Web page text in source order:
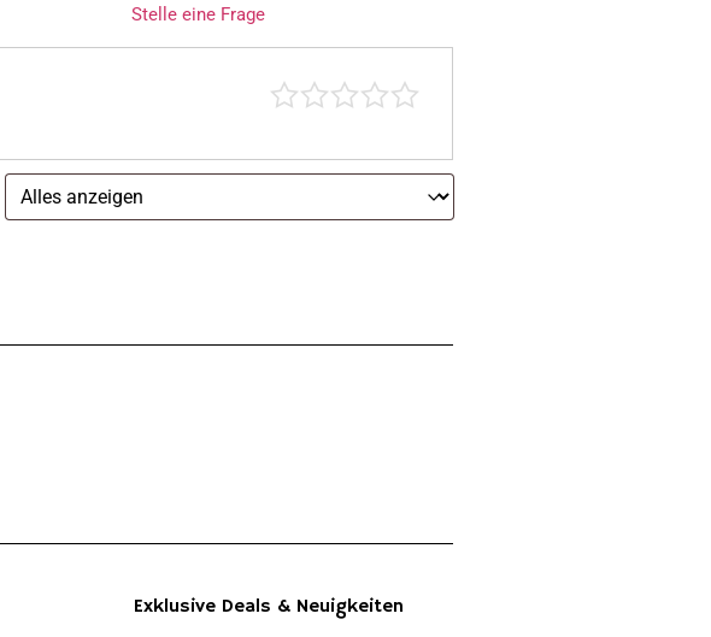
Stelle eine Frage
Exklusive Deals & Neuigkeiten